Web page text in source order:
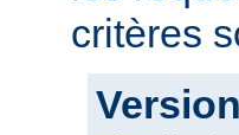
critères